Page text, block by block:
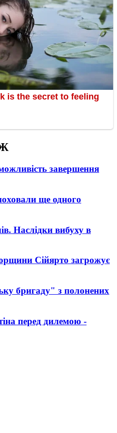
завершення
ще одного
Наслідки вибуху в
Сійярто загрожує
бригаду" з полонених
перед дилемою -